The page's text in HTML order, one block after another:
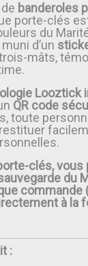
banderoles
porte-clés
du
d’un
mâts,
Looztick
QR code
toute
clés, vous
du
commande
à la
: